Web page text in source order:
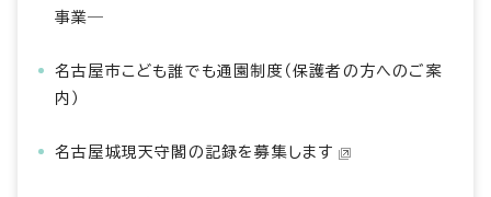
事業―
名古屋市こども誰でも通園制度（保護者の方へのご案
内）
名古屋城現天守閣の記録を募集します